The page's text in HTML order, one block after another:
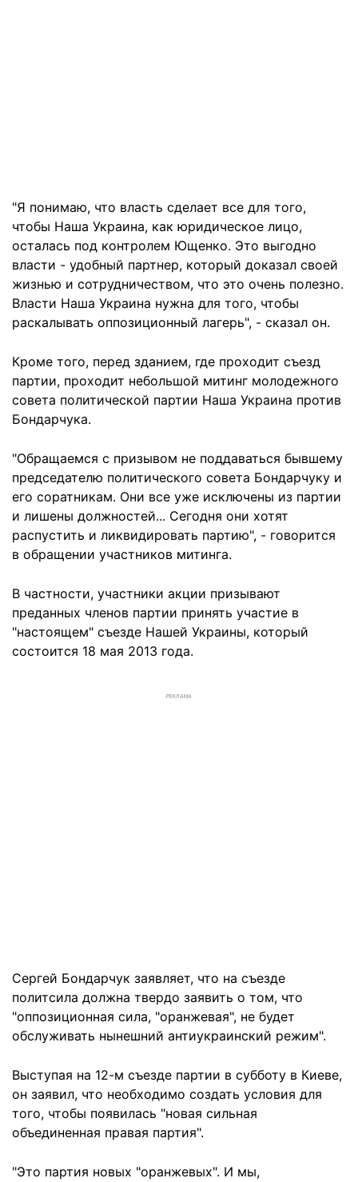
"Я понимаю, что власть сделает все для того,
чтобы Наша Украина, как юридическое лицо,
осталась под контролем Ющенко. Это выгодно
власти - удобный партнер, который доказал своей
жизнью и сотрудничеством, что это очень полезно.
Власти Наша Украина нужна для того, чтобы
раскалывать оппозиционный лагерь", - сказал он.
Кроме того, перед зданием, где проходит съезд
партии, проходит небольшой митинг молодежного
совета политической партии Наша Украина против
Бондарчука.
"Обращаемся с призывом не поддаваться бывшему
председателю политического совета Бондарчуку и
его соратникам. Они все уже исключены из партии
и лишены должностей... Сегодня они хотят
распустить и ликвидировать партию", - говорится
в обращении участников митинга.
В частности, участники акции призывают
преданных членов партии принять участие в
"настоящем" съезде Нашей Украины, который
состоится 18 мая 2013 года.
РЕКЛАМА
Сергей Бондарчук заявляет, что на съезде
политсила должна твердо заявить о том, что
"оппозиционная сила, "оранжевая", не будет
обслуживать нынешний антиукраинский режим".
Выступая на 12-м съезде партии в субботу в Киеве,
он заявил, что необходимо создать условия для
того, чтобы появилась "новая сильная
объединенная правая партия".
"Это партия новых "оранжевых". И мы,